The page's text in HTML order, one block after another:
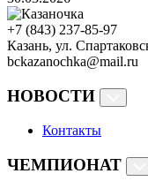
+7 (843) 237-85-97
Казань, ул.
bckazanochka@mail.ru
НОВОСТИ
Контакты
ЧЕМПИОНАТ